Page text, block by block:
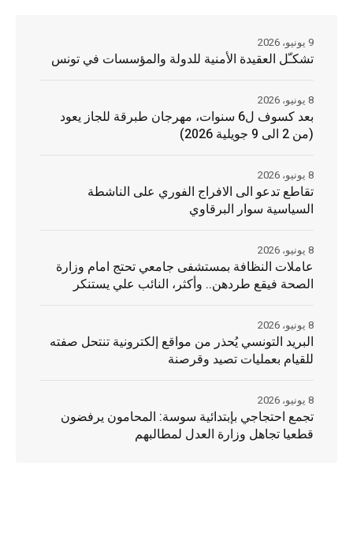
تشكـّل العقيدة الأمنية للدولة والمؤسسات في تونس
9 يونيو، 2026
بعد كسوف ل6 سنوات، مهرجان طبرقة للجاز يعود
(من 2 الى 9 جويلية 2026)
8 يونيو، 2026
تقاطع تدعو الى الافراج الفوري على الناشطة
السياسية سوار البرقاوي
8 يونيو، 2026
عاملات النظافة بمستشفى جامعي تحتج امام وزارة
الصحة فيقع طردهن.. وأكثر، النائب علي يستنكر
8 يونيو، 2026
البريد التونسي يُحذر من مواقع إلكترونية تنتحل صفته
للقيام بعمليات تصيد وقرصنة
8 يونيو، 2026
تجمع احتجاجي بإبتدائية سوسة: المحامون يرفضون
قطعيا تجاهل وزارة العدل لمطالبهم
8 يونيو، 2026